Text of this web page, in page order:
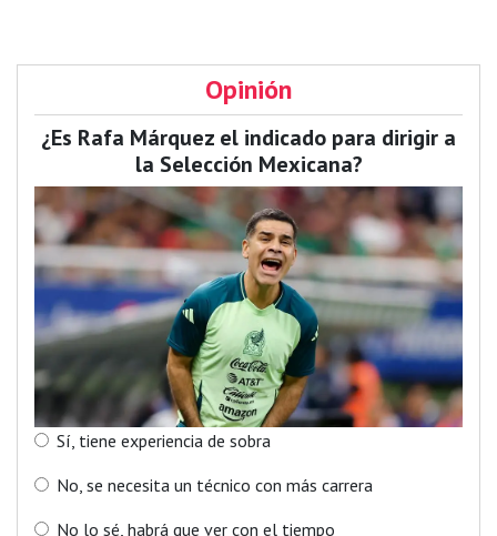
Opinión
¿Es Rafa Márquez el indicado para dirigir a
la Selección Mexicana?
Sí, tiene experiencia de sobra
No, se necesita un técnico con más carrera
No lo sé, habrá que ver con el tiempo